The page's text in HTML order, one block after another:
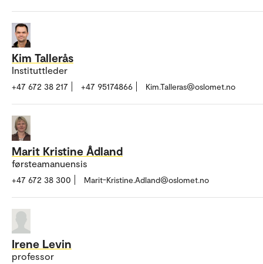
Kim Tallerås
Instituttleder
+47 672 38 217 +47 95174866 Kim.Talleras@oslomet.no
Marit Kristine Ådland
førsteamanuensis
+47 672 38 300 Marit-Kristine.Adland@oslomet.no
Irene Levin
professor